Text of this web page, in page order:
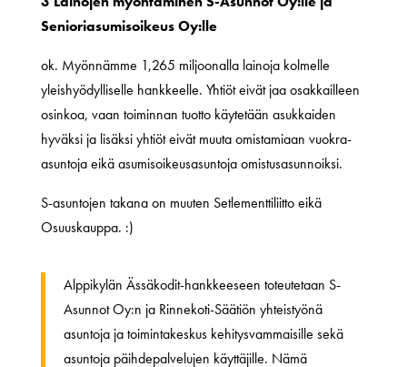
Senioriasumisoikeus Oy:lle
ok. Myönnämme 1,265 miljoonalla lainoja kolmelle
yleishyödylliselle hankkeelle. Yhtiöt eivät jaa osakkailleen
osinkoa, vaan toiminnan tuotto käytetään asukkaiden
hyväksi ja lisäksi yhtiöt eivät muuta omistamiaan vuokra-
asuntoja eikä asumisoikeusasuntoja omistusasunnoiksi.
S-asuntojen takana on muuten Setlementtiliitto eikä
Osuuskauppa. :)
Alppikylän Ässäkodit-hankkeeseen toteutetaan S-
Asunnot Oy:n ja Rinnekoti-Säätiön yhteistyönä
asuntoja ja toimintakeskus kehitysvammaisille sekä
asuntoja päihdepalvelujen käyttäjille. Nämä